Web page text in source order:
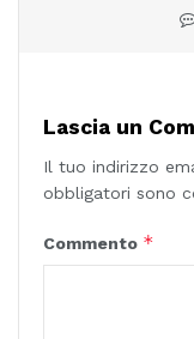
Lascia un
Il tuo indirizzo
obbligatori sono
Commento *